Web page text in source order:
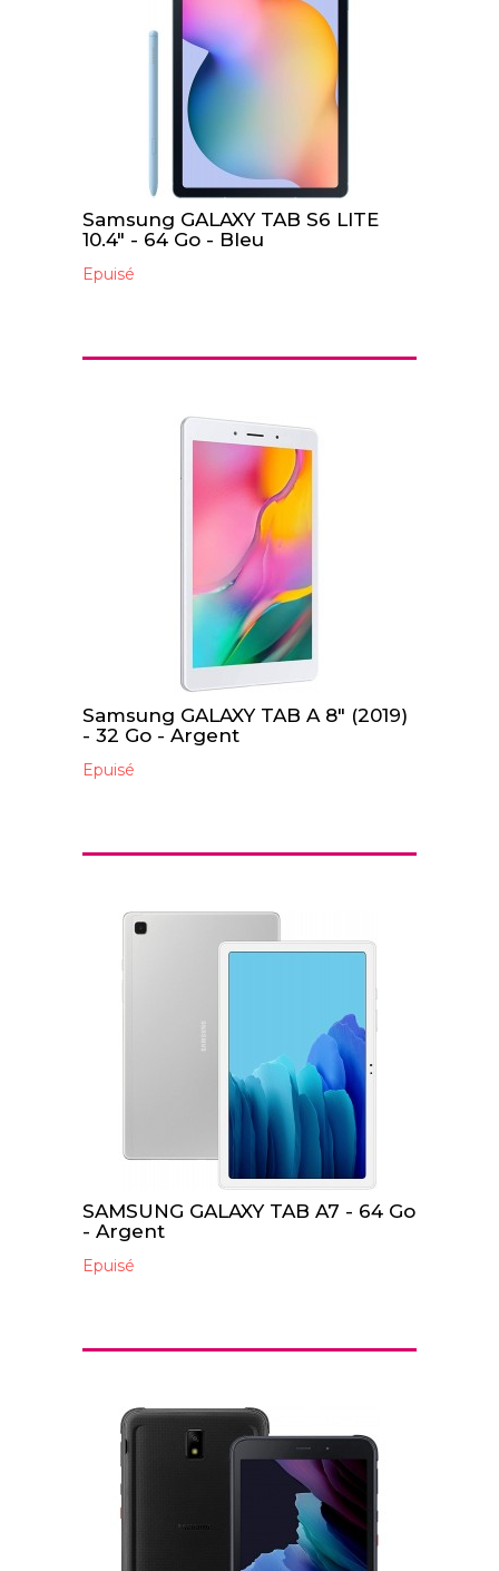
Samsung GALAXY TAB S6 LITE
10.4" - 64 Go - Bleu
Epuisé
Samsung GALAXY TAB A 8" (2019)
- 32 Go - Argent
Epuisé
SAMSUNG GALAXY TAB A7 - 64 Go
- Argent
Epuisé